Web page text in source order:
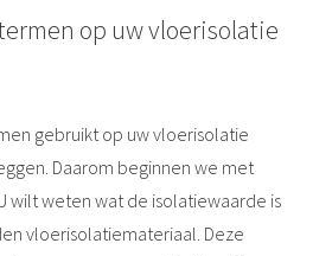
op uw vloerisolatie
gebruikt op uw vloerisolatie
Daarom beginnen we met
wilt weten wat de isolatiewaarde is
vloerisolatiemateriaal. Deze